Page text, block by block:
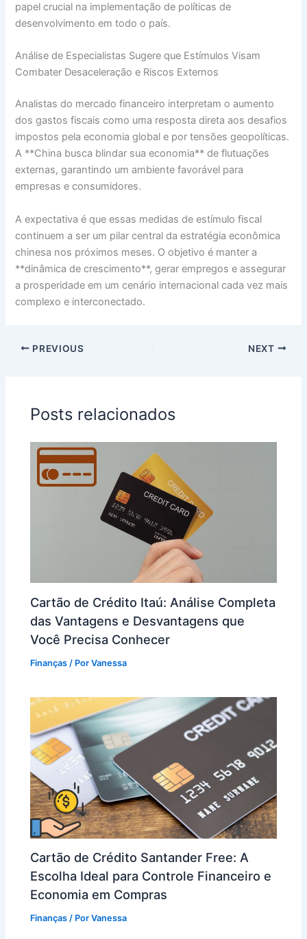
papel crucial na implementação de políticas de
desenvolvimento em todo o país.
Análise de Especialistas Sugere que Estímulos Visam
Combater Desaceleração e Riscos Externos
Analistas do mercado financeiro interpretam o aumento
dos gastos fiscais como uma resposta direta aos desafios
impostos pela economia global e por tensões geopolíticas.
A **China busca blindar sua economia** de flutuações
externas, garantindo um ambiente favorável para
empresas e consumidores.
A expectativa é que essas medidas de estímulo fiscal
continuem a ser um pilar central da estratégia econômica
chinesa nos próximos meses. O objetivo é manter a
**dinâmica de crescimento**, gerar empregos e assegurar
a prosperidade em um cenário internacional cada vez mais
complexo e interconectado.
PREVIOUS NEXT
Posts relacionados
Cartão de Crédito Itaú: Análise Completa
das Vantagens e Desvantagens que
Você Precisa Conhecer
Finanças / PorVanessa
Cartão de Crédito Santander Free: A
Escolha Ideal para Controle Financeiro e
Economia em Compras
Finanças / PorVanessa